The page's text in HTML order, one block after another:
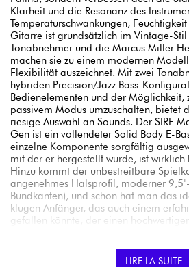
Klarheit und die Resonanz des
Temperaturschwankungen,
Gitarre ist grundsätzlich im Vintage-
Tonabnehmer und die Marcus Miller
machen sie zu einem modernen
Flexibilität auszeichnet. Mit zwei
hybriden Precision/Jazz Bass-
Bedienelementen und der Möglichkeit,
passivem Modus umzuschalten, bietet
riesige Auswahl an Sounds. Der SIRE
Gen ist ein vollendeter Solid Body E-
einzelne Komponente sorgfältig
mit der er hergestellt wurde, ist wirklich
Hinzu kommt der unbestreitbare
angenehmes Halsprofil, moderner
Bundkanten), und schon hat man das
klugen Anfänger, das auch einem
gefallen könnte, der einen
LIRE LA SUITE